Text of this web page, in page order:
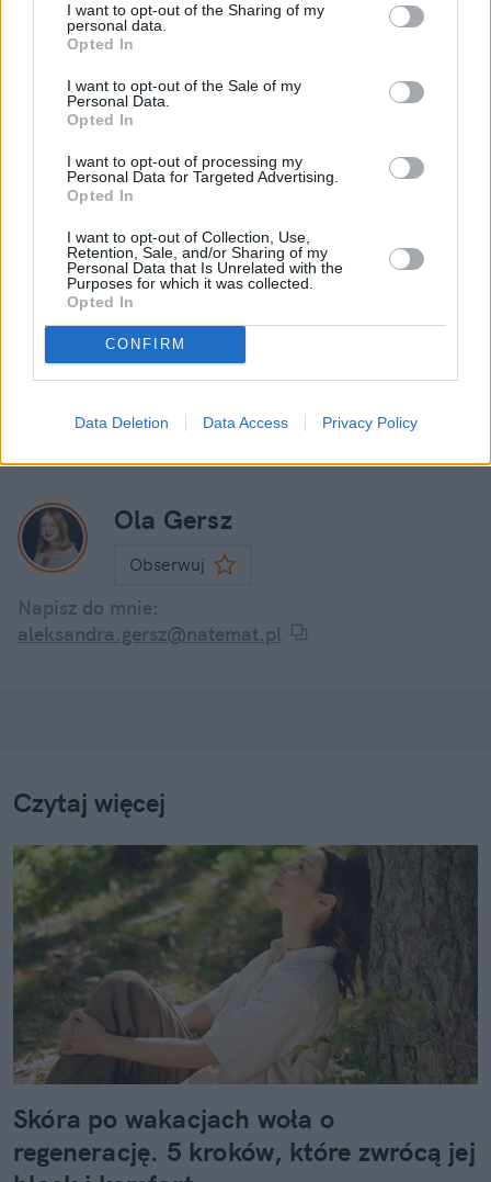
I want to opt-out of the Sharing of my
personal data.
Opted In
I want to opt-out of the Sale of my
Personal Data.
Opted In
I want to opt-out of processing my
Personal Data for Targeted Advertising.
Opted In
I want to opt-out of Collection, Use,
Retention, Sale, and/or Sharing of my
Personal Data that Is Unrelated with the
Purposes for which it was collected.
Opted In
CONFIRM
Data Deletion Data Access Privacy Policy
wtedy Maria Prażuch
podjęła decyzję o  całkowitej
zmianie trybu życia i zwróceniu się w stronę jogi
oraz świadomego oddychania.
Nie przegap żadnej ważnej wiadomości i
obserwuj nas w Google News!
Więcej:
Celebryci Marcin Prokop Dziennikarze
Showbiznes
Ola Gersz
Obserwuj
Napisz do mnie:
aleksandra.gersz@natemat.pl
Czytaj więcej
Skóra po wakacjach woła o
regenerację. 5 kroków, które zwrócą jej